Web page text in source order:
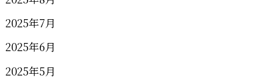
2025年7月
2025年6月
2025年5月